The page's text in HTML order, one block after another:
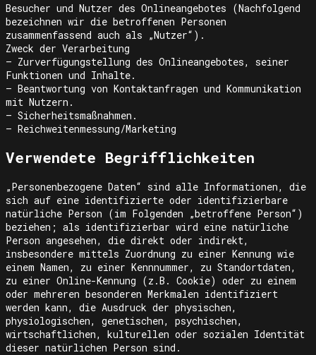
Besucher und Nutzer des Onlineangebotes (Nachfolgend
bezeichnen wir die betroffenen Personen
zusammenfassend auch als „Nutzer“).
Zweck der Verarbeitung
– Zurverfügungstellung des Onlineangebotes, seiner
Funktionen und Inhalte.
– Beantwortung von Kontaktanfragen und Kommunikation
mit Nutzern.
– Sicherheitsmaßnahmen.
– Reichweitenmessung/Marketing
Verwendete Begrifflichkeiten
„Personenbezogene Daten“ sind alle Informationen, die
sich auf eine identifizierte oder identifizierbare
natürliche Person (im Folgenden „betroffene Person“)
beziehen; als identifizierbar wird eine natürliche
Person angesehen, die direkt oder indirekt,
insbesondere mittels Zuordnung zu einer Kennung wie
einem Namen, zu einer Kennnummer, zu Standortdaten,
zu einer Online-Kennung (z.B. Cookie) oder zu einem
oder mehreren besonderen Merkmalen identifiziert
werden kann, die Ausdruck der physischen,
physiologischen, genetischen, psychischen,
wirtschaftlichen, kulturellen oder sozialen Identität
dieser natürlichen Person sind.